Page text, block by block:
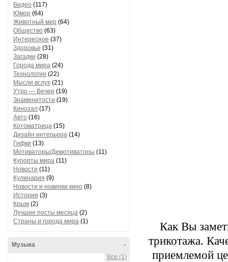
Видео (117)
Юмор (64)
Животный мир (64)
Общество (63)
Интересное (37)
Здоровье (31)
Загадки (28)
Города мира (24)
Технологии (22)
Мысли вслух (21)
Утро — Вечер (19)
Знаменитости (19)
Кинозал (17)
Авто (16)
Котоматрица (15)
Дизайн интерьера (14)
Гифки (13)
Мотиваторы/Демотиваторы (11)
Курорты мира (11)
Новости (11)
Кулинария (9)
Новости и новинки кино (8)
История (3)
Крым (2)
Лучшие посты месяца (2)
Страны и города мира (1)
-
Музыка
Все (1)
Как Вы
трикотажа.
приемлемой